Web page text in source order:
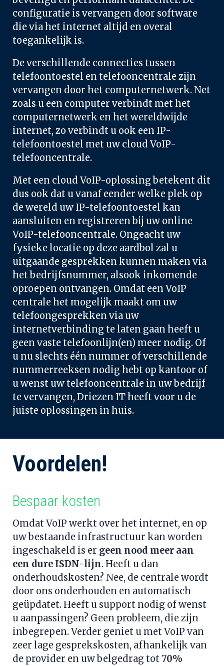
configuratie is vervangen door software
die via het internet altijd en overal
toegankelijk is.
De verschillende connecties tussen
telefoontoestel en telefooncentrale zijn
vervangen door het computernetwerk. Net
zoals u een computer verbindt met het
computernetwerk en het wereldwijde
internet, zo verbindt u ook een IP-
telefoontoestel met uw cloud VoIP-
telefooncentrale.
Met een cloud VoIP-oplossing betekent dit
dus ook dat u vanaf eender welke plek op
de wereld uw IP-telefoontoestel kan
aansluiten en registreren bij uw online
VoIP-telefooncentrale. Ongeacht uw
fysieke locatie op deze aardbol zal u
uitgaande gesprekken kunnen maken via
het bedrijfsnummer, alsook inkomende
oproepen ontvangen. Omdat een VoIP
centrale het mogelijk maakt om uw
telefoongesprekken via uw
internetverbinding te laten gaan heeft u
geen vaste telefoonlijn(en) meer nodig. Of
u nu slechts één nummer of verschillende
nummerreeksen nodig hebt op kantoor of
u wenst uw telefooncentrale in uw bedrijf
te vervangen, Driezen IT heeft voor u de
juiste oplossingen in huis.
Voordelen!
Bespaar kosten
Omdat VoIP werkt over het internet, en op
uw bestaande infrastructuur kan worden
ingeschakeld is er geen nood meer aan
een dure ISDN-lijn. Heeft u dan
onderhoudskosten? Nee, de centrale wordt
door ons onderhouden en automatisch
geüpdatet. Heeft u support nodig of wenst
u aanpassingen? Geen probleem, die zijn
inbegrepen. Verder geniet u met VoIP van
zeer lage gesprekskosten, afhankelijk van
de provider en uw belgedrag tot 70%